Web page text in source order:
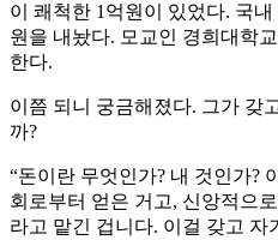
이 쾌척한 1억원이 있었다. 국
원을 내놨다. 모교인 경희대학
한다.
이쯤 되니 궁금해졌다. 그가 갖
까?
“돈이란 무엇인가? 내 것인가?
회로부터 얻은 거고, 신앙적으
라고 맡긴 겁니다. 이걸 갖고 자